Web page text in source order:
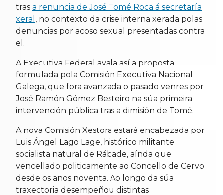
tras a renuncia de José Tomé Roca á secretaría
xeral , no contexto da crise interna xerada polas
denuncias por acoso sexual presentadas contra
el.
A Executiva Federal avala así a proposta
formulada pola Comisión Executiva Nacional
Galega, que fora avanzada o pasado venres por
José Ramón Gómez Besteiro na súa primeira
intervención pública tras a dimisión de Tomé.
A nova Comisión Xestora estará encabezada por
Luis Ángel Lago Lage, histórico militante
socialista natural de Rábade, aínda que
vencellado politicamente ao Concello de Cervo
desde os anos noventa. Ao longo da súa
traxectoria desempeñou distintas